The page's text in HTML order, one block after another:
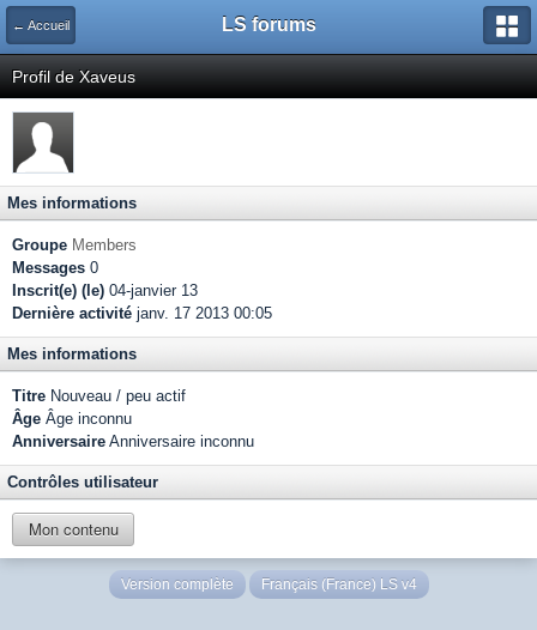
← Accueil LS forums
Profil de Xaveus
Mes informations
Groupe Members
Messages 0
Inscrit(e) (le) 04-janvier 13
Dernière activité janv. 17 2013 00:05
Mes informations
Titre Nouveau / peu actif
Âge Âge inconnu
Anniversaire Anniversaire inconnu
Contrôles utilisateur
Mon contenu
Version complète Français (France) LS v4